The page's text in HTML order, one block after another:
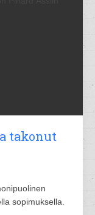
takonut
sopimuksella.